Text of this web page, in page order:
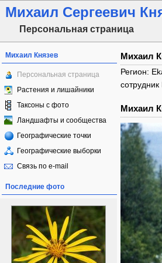
Михаил Сергеевич
Персональная страница
Михаил Князев
Персональная страница
Растения и лишайники
Таксоны с фото
Ландшафты и сообщества
Географические точки
Географические выборки
Связь по e-mail
Последние фото
Михаил
Регион:
Михаил